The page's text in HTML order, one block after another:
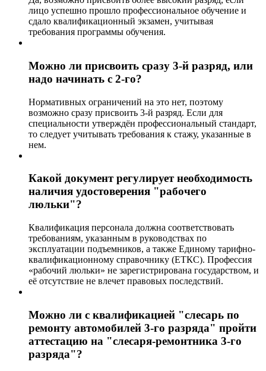
лицо успешно прошло профессиональное обучение и
сдало квалификационный экзамен, учитывая
требования программы обучения.
Можно ли присвоить сразу 3-й разряд, или
надо начинать с 2-го?
Нормативных ограничений на это нет, поэтому
возможно сразу присвоить 3-й разряд. Если для
специальности утверждён профессиональный стандарт,
то следует учитывать требования к стажу, указанные в
нем.
Какой документ регулирует необходимость
наличия удостоверения "рабочего
люльки"?
Квалификация персонала должна соответствовать
требованиям, указанным в руководствах по
эксплуатации подъемников, а также Единому тарифно-
квалификационному справочнику (ЕТКС). Профессия
«рабочий люльки» не зарегистрирована государством, и
её отсутствие не влечет правовых последствий.
Можно ли с квалификацией "слесарь по
ремонту автомобилей 3-го разряда" пройти
аттестацию на "слесаря-ремонтника 3-го
разряда"?